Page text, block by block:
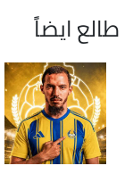
طالع ايضاً